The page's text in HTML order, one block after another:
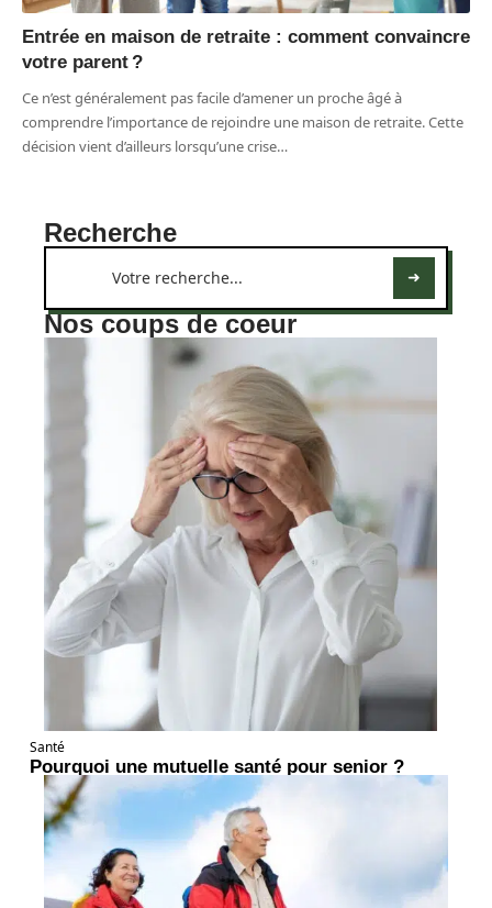
Entrée en maison de retraite : comment convaincre
votre parent ?
Ce n’est généralement pas facile d’amener un proche âgé à
comprendre l’importance de rejoindre une maison de retraite. Cette
décision vient d’ailleurs lorsqu’une crise…
Recherche
Nos coups de coeur
Santé
Pourquoi une mutuelle santé pour senior ?